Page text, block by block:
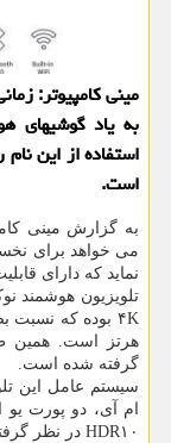
مینی كامپیوتر:
به یاد گوشیهای
استفاده از این
است.
به گزارش مینی
می خواهد برای
نماید كه دارای
گرفته شده است.
سیستم عامل این
ام آی، دو پورت یو
HDR۱۰ در نظر گرفته شده است.